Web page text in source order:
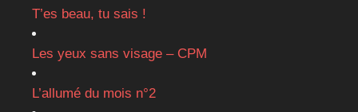
T’es beau, tu sais !
Les yeux sans visage – CPM
L’allumé du mois n°2